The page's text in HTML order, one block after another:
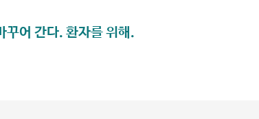
꾸어 간다. 환자를 위해.